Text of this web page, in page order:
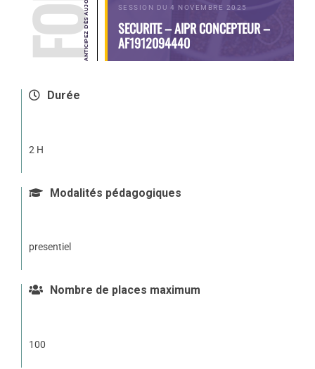
SESSION DU 4 NOVEMBRE 2025
SECURITE – AIPR CONCEPTEUR –
AF1912094440
Durée
2 H
Modalités pédagogiques
presentiel
Nombre de places maximum
100